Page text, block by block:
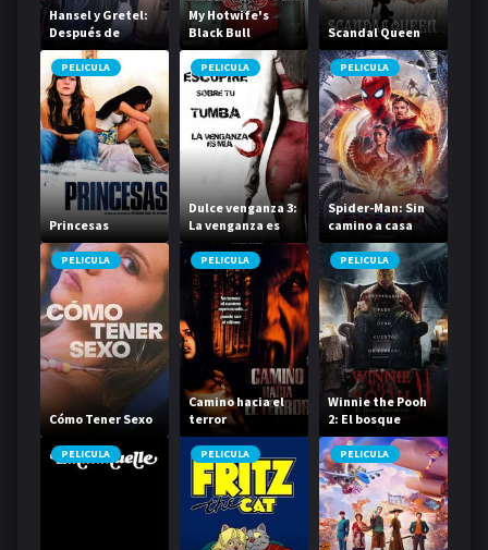
Hansel y Gretel:
Después de
Siempre
My Hotwife's
Black Bull
Scandal Queen
PELICULA
Princesas
PELICULA
Dulce venganza 3:
La venganza es
PELICULA
Spider-Man: Sin
camino a casa
PELICULA
Cómo Tener Sexo
PELICULA
Camino hacia el
terror
PELICULA
Winnie the Pooh
2: El bosque
sangriento 2024
PELICULA PELICULA PELICULA